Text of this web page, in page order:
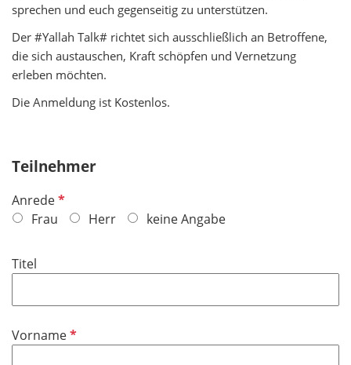
sprechen und euch gegenseitig zu unterstützen.
Der #Yallah Talk# richtet sich ausschließlich an Betroffene,
die sich austauschen, Kraft schöpfen und Vernetzung
erleben möchten.
​​​​​​​Die Anmeldung ist Kostenlos.
Teilnehmer
AnredeP
f
c
f
e
Frau Herr keine Angabe
Titel
VornameP